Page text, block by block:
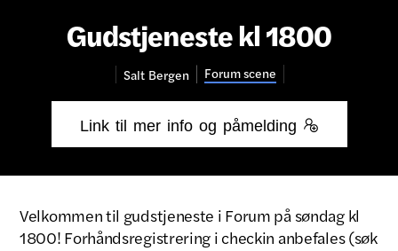
Gudstjeneste kl 1800
Salt Bergen Forum scene
Link til mer info og påmelding 
Velkommen til gudstjeneste i Forum på søndag kl
1800! Forhåndsregistrering i checkin anbefales (søk